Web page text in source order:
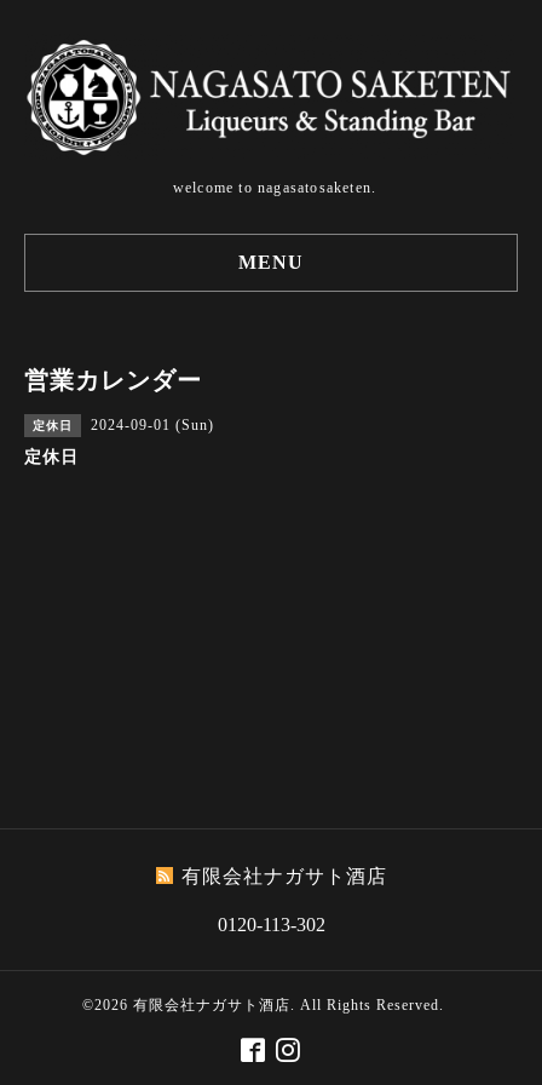
welcome to nagasatosaketen.
MENU
営業カレンダー
定休日 2024-09-01 (Sun)
定休日
有限会社ナガサト酒店
0120-113-302
©2026 有限会社ナガサト酒店. All Rights Reserved.